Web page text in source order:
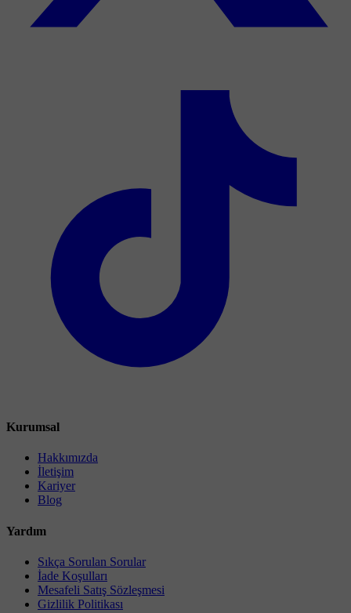
Kurumsal
Hakkımızda
İletişim
Kariyer
Blog
Yardım
Sıkça Sorulan Sorular
İade Koşulları
Mesafeli Satış Sözleşmesi
Gizlilik Politikası